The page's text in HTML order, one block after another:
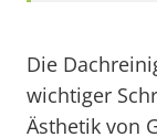
Die
wichtiger
Ästhetik von